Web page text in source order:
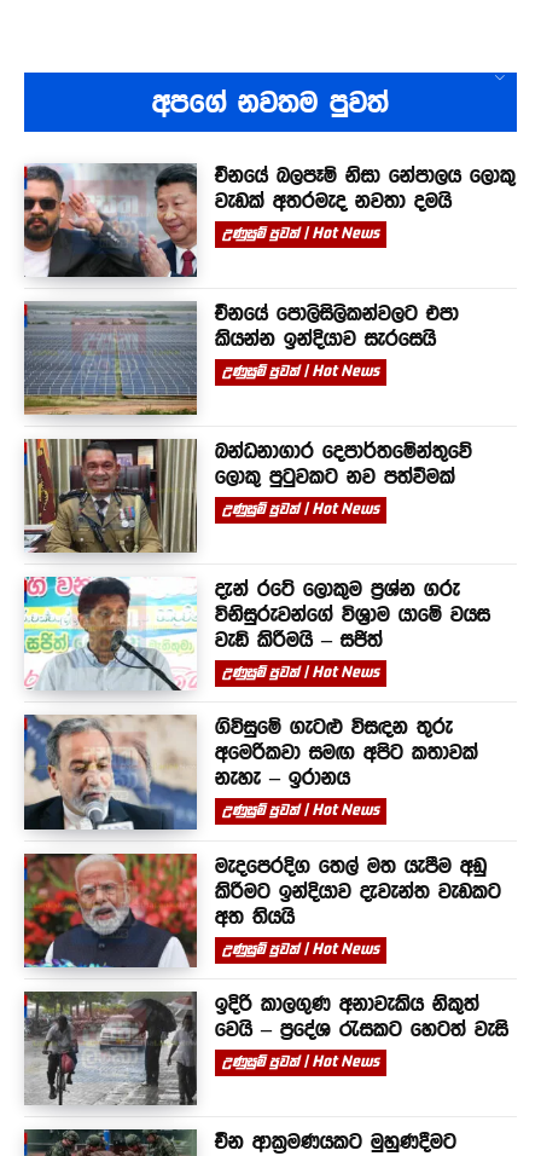
අපගේ නවතම පුවත්
චීනයේ බලපෑම් නිසා නේපාලය ලොකු
වැඩක් අතරමැද නවතා දමයි
උණුසුම් පුවත් | Hot News
චීනයේ පොලිසිලිකන්වලට එපා
කියන්න ඉන්දියාව සැරසෙයි
උණුසුම් පුවත් | Hot News
බන්ධනාගාර දෙපාර්තමේන්තුවේ
ලොකු පුටුවකට නව පත්වීමක්
උණුසුම් පුවත් | Hot News
දැන් රටේ ලොකුම ප්‍රශ්න ගරු
විනිසුරුවන්ගේ විශ්‍රාම යාමේ වයස
වැඩි කිරීමයි – සජිත්
උණුසුම් පුවත් | Hot News
ගිවිසුමේ ගැටළු විසඳන තුරු
අමෙරිකවා සමඟ අපිට කතාවක්
නැහැ – ඉරානය
උණුසුම් පුවත් | Hot News
මැදපෙරදිග තෙල් මත යැපීම අඩු
කිරීමට ඉන්දියාව දැවැන්ත වැඩකට
අත තියයි
උණුසුම් පුවත් | Hot News
ඉදිරි කාලගුණ අනාවැකිය නිකුත්
වෙයි – ප්‍රදේශ රැසකට හෙටත් වැසි
උණුසුම් පුවත් | Hot News
චීන ආක්‍රමණයකට මුහුණදීමට